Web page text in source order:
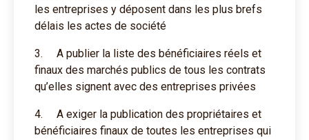
les entreprises y déposent dans les plus brefs
délais les actes de société
3. A publier la liste des bénéficiaires réels et
finaux des marchés publics de tous les contrats
qu’elles signent avec des entreprises privées
4. A exiger la publication des propriétaires et
bénéficiaires finaux de toutes les entreprises qui